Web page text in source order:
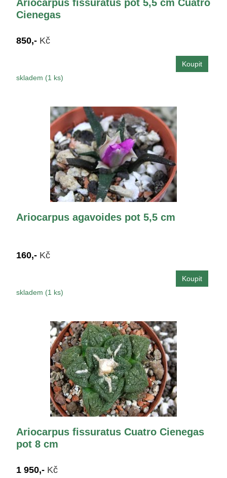
Ariocarpus fissuratus pot 5,5 cm Cuatro
Cienegas
850,- Kč
skladem (1 ks)
Ariocarpus agavoides pot 5,5 cm
160,- Kč
skladem (1 ks)
Ariocarpus fissuratus Cuatro Cienegas
pot 8 cm
1 950,- Kč